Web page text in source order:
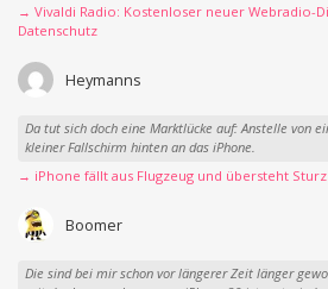
→ Vivaldi Radio: Kostenloser neuer Webradio-
Datenschutz
Heymanns
Da tut sich doch eine Marktlücke auf: Anstelle von
kleiner Fallschirm hinten an das iPhone.
→ iPhone fällt aus Flugzeug und übersteht
Boomer
Die sind bei mir schon vor längerer Zeit länger